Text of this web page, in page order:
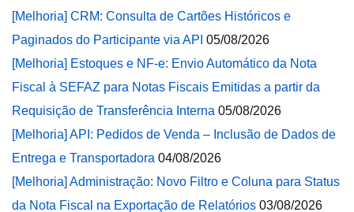
[Melhoria] CRM: Consulta de Cartões Históricos e
Paginados do Participante via API 05/08/2026
[Melhoria] Estoques e NF-e: Envio Automático da Nota
Fiscal à SEFAZ para Notas Fiscais Emitidas a partir da
Requisição de Transferência Interna 05/08/2026
[Melhoria] API: Pedidos de Venda – Inclusão de Dados de
Entrega e Transportadora 04/08/2026
[Melhoria] Administração: Novo Filtro e Coluna para Status
da Nota Fiscal na Exportação de Relatórios 03/08/2026